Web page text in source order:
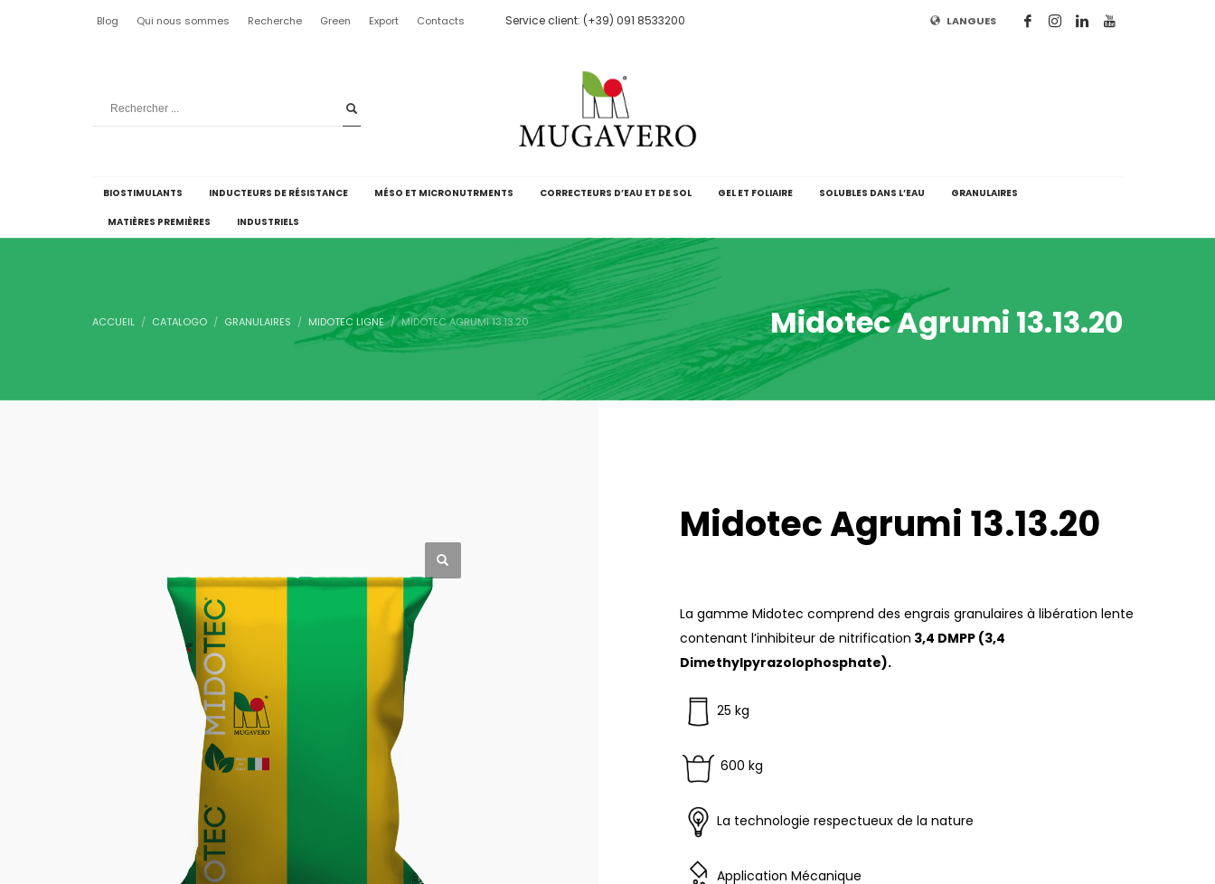
Blog Qui nous sommes Recherche Green Export Contacts Service client: (+39) 091 8533200 LANGUES
BIOSTIMULANTS INDUCTEURS DE RÉSISTANCE MÉSO ET MICRONUTRMENTS CORRECTEURS D’EAU ET DE SOL GEL ET FOLIAIRE SOLUBLES DANS L’EAU GRANULAIRES
MATIÈRES PREMIÈRES INDUSTRIELS
ACCUEIL CATALOGO GRANULAIRES MIDOTEC LIGNE MIDOTEC AGRUMI 13.13.20 Midotec Agrumi 13.13.20
Midotec Agrumi 13.13.20
La gamme Midotec comprend des engrais granulaires à libération lente
contenant l’inhibiteur de nitrification 3,4 DMPP (3,4
Dimethylpyrazolophosphate).
25 kg
600 kg
La technologie respectueux de la nature
Application Mécanique